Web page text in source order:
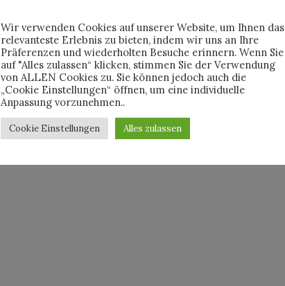
Wir verwenden Cookies auf unserer Website, um Ihnen das
relevanteste Erlebnis zu bieten, indem wir uns an Ihre
Präferenzen und wiederholten Besuche erinnern. Wenn Sie
auf "Alles zulassen“ klicken, stimmen Sie der Verwendung
von ALLEN Cookies zu. Sie können jedoch auch die
„Cookie Einstellungen“ öffnen, um eine individuelle
Anpassung vorzunehmen..
Cookie Einstellungen Alles zulassen